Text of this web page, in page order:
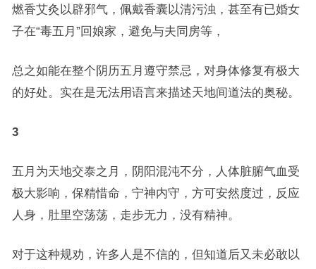
燃香艾灸以辟邪气，佩戴香囊以清污浊，甚至有已婚女
子在“毒五月”回娘家，避免与夫同房等，
总之如能在整个阴历五月遵守禁忌，对身体修复有极大
的好处。实在是无法用语言来描述天地间道法的奥秘。
3
五月为天地交泰之月，阴阳混沌不分，人体脏腑气血受
极大影响，保精惜命，宁神内守，方可安然度过，反应
人身，肚里空荡荡，走步无力，没有精神。
对于这种规劝，许多人是不信的，但知道后又未必敢以